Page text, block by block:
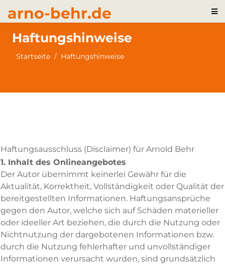
arno-behr.de
Haftungshinweise
Startseite Haftungshinweise
Haftungsausschluss (Disclaimer) für Arnold Behr
1. Inhalt des Onlineangebotes
Der Autor übernimmt keinerlei Gewähr für die
Aktualität, Korrektheit, Vollständigkeit oder Qualität der
bereitgestellten Informationen. Haftungsansprüche
gegen den Autor, welche sich auf Schäden materieller
oder ideeller Art beziehen, die durch die Nutzung oder
Nichtnutzung der dargebotenen Informationen bzw.
durch die Nutzung fehlerhafter und unvollständiger
Informationen verursacht wurden, sind grundsätzlich